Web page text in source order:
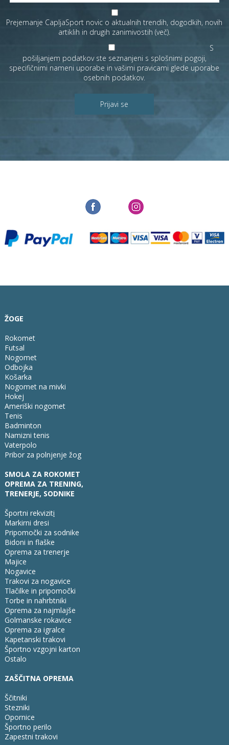
Prejemanje CapljaSport novic o aktualnih trendih, dogodkih, novih
artiklih in drugih zanimivostih (več).
S
pošiljanjem podatkov ste seznanjeni s splošnimi pogoji,
specifičnimi nameni uporabe invašimi pravicami glede uporabe
osebnih podatkov.
Prijavi se
ŽOGE
Rokomet
Futsal
Nogomet
Odbojka
Košarka
Nogomet na mivki
Hokej
Ameriški nogomet
Tenis
Badminton
Namizni tenis
Vaterpolo
Pribor za polnjenje žog
SMOLA ZA ROKOMET
OPREMA ZA TRENING,
TRENERJE, SODNIKE
Športni rekviziti
Markirni dresi
Pripomočki za sodnike
Bidoni in flaške
Oprema za trenerje
Majice
Nogavice
Trakovi za nogavice
Tlačilke in pripomočki
Torbe in nahrbtniki
Oprema za najmlajše
Golmanske rokavice
Oprema za igralce
Kapetanski trakovi
Športno vzgojni karton
Ostalo
ZAŠČITNA OPREMA
Ščitniki
Stezniki
Opornice
Športno perilo
Zapestni trakovi